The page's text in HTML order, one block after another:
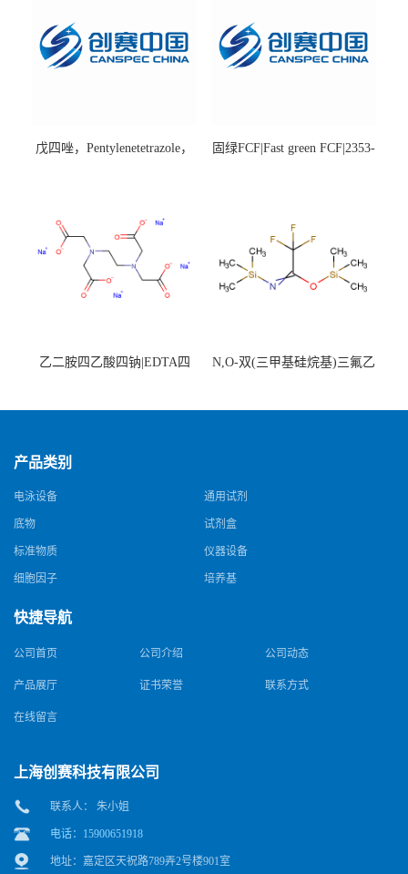
戊四唑，Pentylenetetrazole，
固绿FCF|Fast green FCF|2353-
乙二胺四乙酸四钠|EDTA四
N,O-双(三甲基硅烷基)三氟乙
产品类别
电泳设备 通用试剂
底物 试剂盒
标准物质 仪器设备
细胞因子 培养基
快捷导航
公司首页 公司介绍 公司动态
产品展厅 证书荣誉 联系方式
在线留言
上海创赛科技有限公司
联系人： 朱小姐
电话：15900651918
地址：嘉定区天祝路789弄2号楼901室